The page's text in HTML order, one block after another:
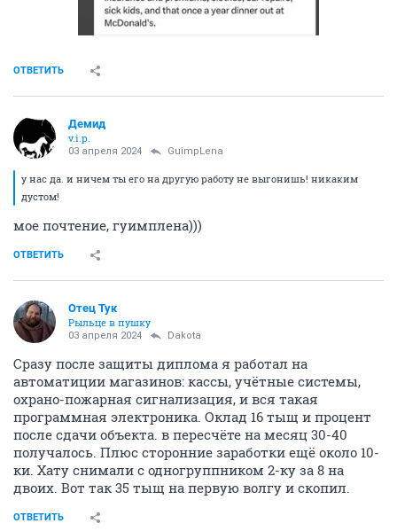
ОТВЕТИТЬ
Демид
v.i.p.
03 апреля 2024 GuimpLena
у нас да. и ничем ты его на другую работу не выгонишь! никаким
дустом!
мое почтение, гуимплена)))
ОТВЕТИТЬ
Отец Тук
Рыльце в пушку
03 апреля 2024 Dаkota
Сразу после защиты диплома я работал на
автоматиции магазинов: кассы, учётные системы,
охрано-пожарная сигнализация, и вся такая
программная электроника. Оклад 16 тыщ и процент
после сдачи объекта. в пересчёте на месяц 30-40
получалось. Плюс сторонние заработки ещё около 10-
ки. Хату снимали с одногруппником 2-ку за 8 на
двоих. Вот так 35 тыщ на первую волгу и скопил.
ОТВЕТИТЬ